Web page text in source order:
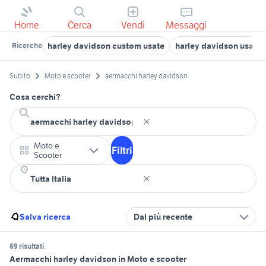
Home Cerca Vendi Messaggi
Ricerche harley davidson custom usate harley davidson usata
Subito Moto e scooter aermacchi harley davidson
Cosa cerchi?
Moto e
Scooter
Filtri
Salva ricerca Dal più recente
69 risultati
Aermacchi harley davidson in Moto e scooter